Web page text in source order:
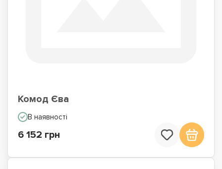
Комод Єва
В наявності
6 152 грн